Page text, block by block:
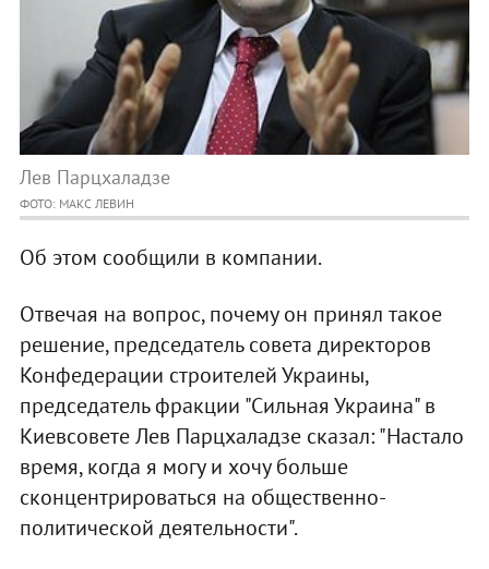
Лев Парцхаладзе
ФОТО: МАКС ЛЕВИН
Об этом сообщили в компании.
Отвечая на вопрос, почему он принял такое
решение, председатель совета директоров
Конфедерации строителей Украины,
председатель фракции "Сильная Украина" в
Киевсовете Лев Парцхаладзе сказал: "Настало
время, когда я могу и хочу больше
сконцентрироваться на общественно-
политической деятельности".